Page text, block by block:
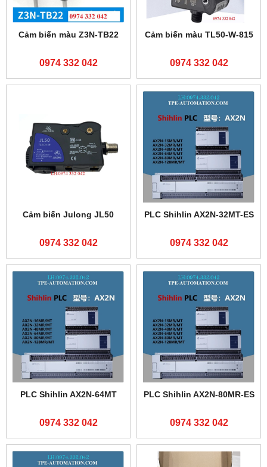
Cảm biến màu Z3N-TB22
0974 332 042
Cảm biến màu TL50-W-815
0974 332 042
Cảm biến Julong JL50
0974 332 042
PLC Shihlin AX2N-32MT-ES
0974 332 042
PLC Shihlin AX2N-64MT
0974 332 042
PLC Shihlin AX2N-80MR-ES
0974 332 042